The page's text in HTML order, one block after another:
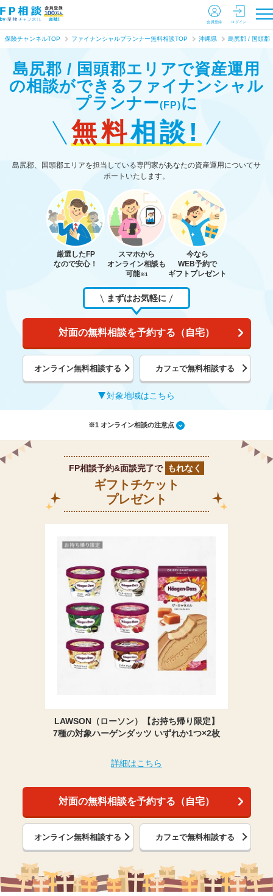
会員登録 ログイン
保険チャンネルTOP ファイナンシャルプランナー無料相談TOP 沖縄県 島尻郡 / 国頭郡
島尻郡 / 国頭郡エリアで資産運用
の相談ができる ファイナンシャル
プランナー(FP)に
無料相談!
島尻郡、国頭郡エリアを担当している専門家があなたの資産運用についてサ
ポートいたします。
厳選したFP
なので安心！
スマホから
オンライン相談も
可能※1
今なら
WEB予約で
ギフトプレゼント
まずはお気軽に
対面の無料相談を予約する（自宅）
オンライン無料相談する カフェで無料相談する
対象地域はこちら
※1 オンライン相談の注意点
FP相談予約&面談完了で もれなく
ギフトチケット
プレゼント
LAWSON（ローソン）【お持ち帰り限定】
7種の対象ハーゲンダッツ いずれか1つ×2枚
詳細はこちら
対面の無料相談を予約する（自宅）
オンライン無料相談する カフェで無料相談する